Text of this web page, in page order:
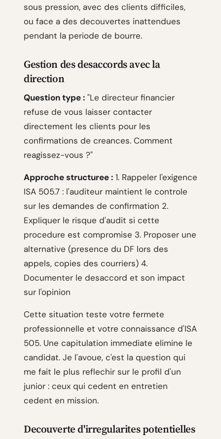
sous pression, avec des clients difficiles,
ou face a des decouvertes inattendues
pendant la periode de bourre.
Gestion des desaccords avec la
direction
Question type : "Le directeur financier
refuse de vous laisser contacter
directement les clients pour les
confirmations de creances. Comment
reagissez-vous ?"
Approche structuree : 1. Rappeler l'exigence
ISA 505.7 : l'auditeur maintient le controle
sur les demandes de confirmation 2.
Expliquer le risque d'audit si cette
procedure est compromise 3. Proposer une
alternative (presence du DF lors des
appels, copies des courriers) 4.
Documenter le desaccord et son impact
sur l'opinion
Cette situation teste votre fermete
professionnelle et votre connaissance d'ISA
505. Une capitulation immediate elimine le
candidat. Je l'avoue, c'est la question qui
me fait le plus reflechir sur le profil d'un
junior : ceux qui cedent en entretien
cedent en mission.
Decouverte d'irregularites potentielles